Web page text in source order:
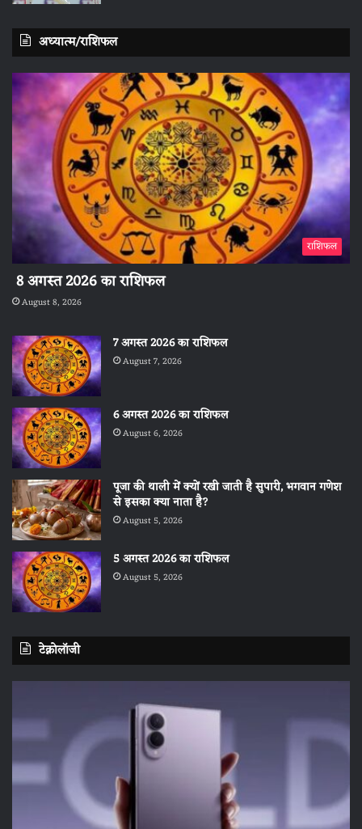
अध्यात्म/राशिफल
राशिफल
8 अगस्त 2026 का राशिफल
August 8, 2026
7 अगस्त 2026 का राशिफल
August 7, 2026
6 अगस्त 2026 का राशिफल
August 6, 2026
पूजा की थाली में क्यों रखी जाती है सुपारी, भगवान गणेश
से इसका क्या नाता है?
August 5, 2026
5 अगस्त 2026 का राशिफल
August 5, 2026
टेक्नोलॉजी